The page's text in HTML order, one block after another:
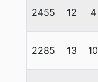
2455 12 4
2285 13 10